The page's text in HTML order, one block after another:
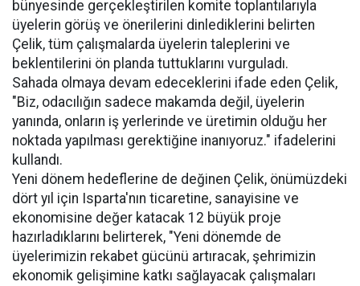
bünyesinde gerçekleştirilen komite toplantılarıyla
üyelerin görüş ve önerilerini dinlediklerini belirten
Çelik, tüm çalışmalarda üyelerin taleplerini ve
beklentilerini ön planda tuttuklarını vurguladı.
Sahada olmaya devam edeceklerini ifade eden Çelik,
"Biz, odacılığın sadece makamda değil, üyelerin
yanında, onların iş yerlerinde ve üretimin olduğu her
noktada yapılması gerektiğine inanıyoruz." ifadelerini
kullandı.
Yeni dönem hedeflerine de değinen Çelik, önümüzdeki
dört yıl için Isparta'nın ticaretine, sanayisine ve
ekonomisine değer katacak 12 büyük proje
hazırladıklarını belirterek, "Yeni dönemde de
üyelerimizin rekabet gücünü artıracak, şehrimizin
ekonomik gelişimine katkı sağlayacak çalışmaları